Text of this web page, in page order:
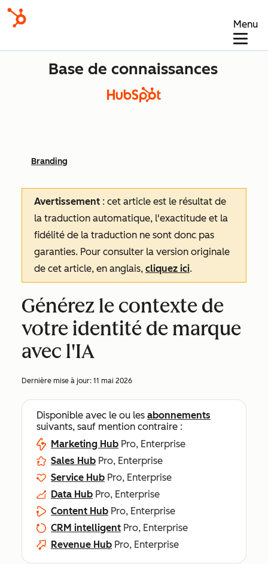
Menu
Base de connaissances
Branding
Avertissement : cet article est le résultat de
la traduction automatique, l'exactitude et la
fidélité de la traduction ne sont donc pas
garanties. Pour consulter la version originale
de cet article, en anglais, cliquez ici.
Générez le contexte de
votre identité de marque
avec l'IA
Dernière mise à jour: 11 mai 2026
Disponible avec le ou les abonnements
suivants, sauf mention contraire :
Marketing Hub Pro, Enterprise
Sales Hub Pro, Enterprise
Service Hub Pro, Enterprise
Data Hub Pro, Enterprise
Content Hub Pro, Enterprise
CRM intelligent Pro, Enterprise
Revenue Hub Pro, Enterprise